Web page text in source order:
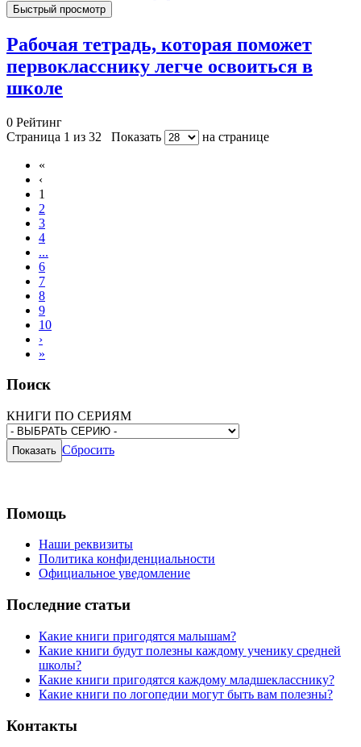
Быстрый просмотр
Рабочая тетрадь, которая поможет
первокласснику легче освоиться в
школе
0 Рейтинг
Страница 1 из 32
Показать на странице
«
‹
1
2
3
4
...
6
7
8
9
10
›
»
Поиск
КНИГИ ПО СЕРИЯМ
Сбросить
Помощь
Наши реквизиты
Политика конфиденциальности
Официальное уведомление
Последние статьи
Какие книги пригодятся малышам?
Какие книги будут полезны каждому ученику средней
школы?
Какие книги пригодятся каждому младшекласснику?
Какие книги по логопедии могут быть вам полезны?
Контакты